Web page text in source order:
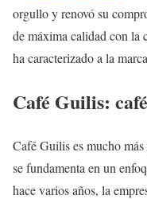
orgullo y renovó su
de máxima calidad con la
ha caracterizado a la
Café Guilis:
Café Guilis es mucho
se fundamenta en un
hace varios años, la